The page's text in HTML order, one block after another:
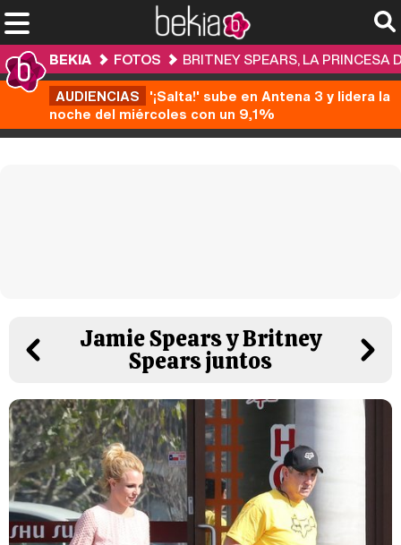
BEKIA FOTOS
BRITNEY SPEARS, LA PRINCESA
AUDIENCIAS '¡Salta!' sube en Antena 3 y lidera la
noche del miércoles con un 9,1%
Jamie Spears y Britney
Spears juntos